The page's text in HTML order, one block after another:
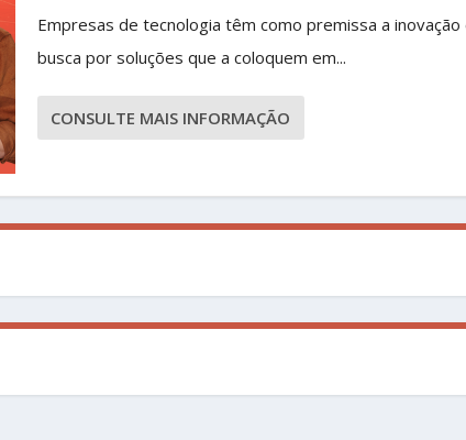
Empresas de tecnologia têm como premissa a inovação
busca por soluções que a coloquem em...
CONSULTE MAIS INFORMAÇÃO